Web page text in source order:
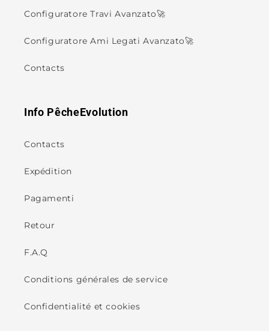
Configuratore Travi Avanzato🚀
Configuratore Ami Legati Avanzato🚀
Contacts
Info PêcheEvolution
Contacts
Expédition
Pagamenti
Retour
F.A.Q
Conditions générales de service
Confidentialité et cookies